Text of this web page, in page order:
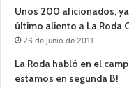
Unos 200 aficionados,
último aliento a La Roda
26 de junio de 2011
La Roda habló en el
estamos en segunda B!